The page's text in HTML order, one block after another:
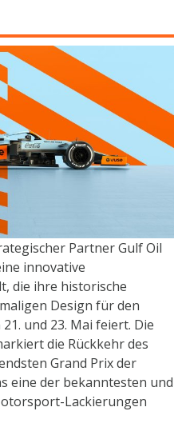
Partner Gulf Oil
innovative
die ihre historische
Design für den
und 23. Mai feiert. Die
die Rückkehr des
Grand Prix der
eine der bekanntesten und
Lackierungen